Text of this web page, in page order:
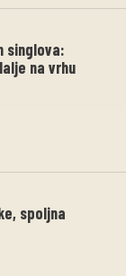
singlova:
na vrhu
spoljna